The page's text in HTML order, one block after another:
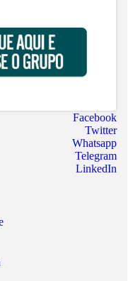
Facebook
Twitter
Whatsapp
Telegram
LinkedIn